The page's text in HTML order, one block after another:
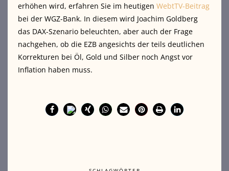
erhöhen wird, erfahren Sie im heutigen WebtTV-Beitrag
bei der WGZ-Bank. In diesem wird Joachim Goldberg
das DAX-Szenario beleuchten, aber auch der Frage
nachgehen, ob die EZB angesichts der teils deutlichen
Korrekturen bei Öl, Gold und Silber noch Angst vor
Inflation haben muss.